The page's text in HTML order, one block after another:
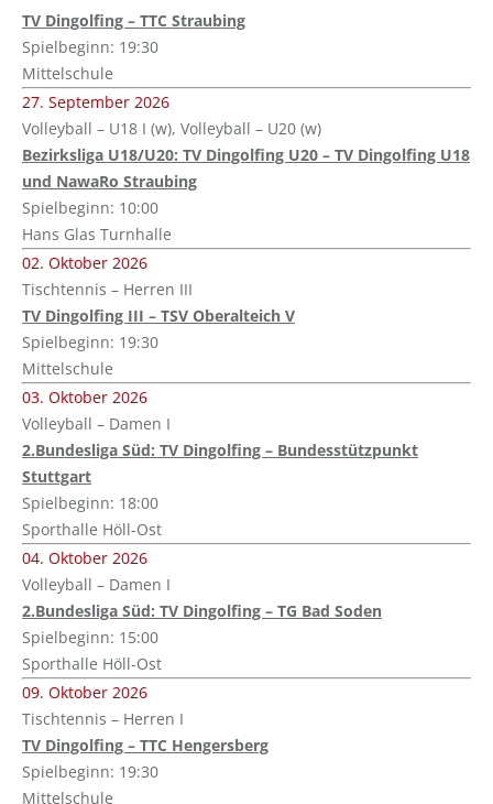
TV Dingolfing – TTC Straubing
Spielbeginn: 19:30
Mittelschule
27. September 2026
Volleyball – U18 I (w), Volleyball – U20 (w)
Bezirksliga U18/U20: TV Dingolfing U20 – TV Dingolfing U18
und NawaRo Straubing
Spielbeginn: 10:00
Hans Glas Turnhalle
02. Oktober 2026
Tischtennis – Herren III
TV Dingolfing III – TSV Oberalteich V
Spielbeginn: 19:30
Mittelschule
03. Oktober 2026
Volleyball – Damen I
2.Bundesliga Süd: TV Dingolfing – Bundesstützpunkt
Stuttgart
Spielbeginn: 18:00
Sporthalle Höll-Ost
04. Oktober 2026
Volleyball – Damen I
2.Bundesliga Süd: TV Dingolfing – TG Bad Soden
Spielbeginn: 15:00
Sporthalle Höll-Ost
09. Oktober 2026
Tischtennis – Herren I
TV Dingolfing – TTC Hengersberg
Spielbeginn: 19:30
Mittelschule